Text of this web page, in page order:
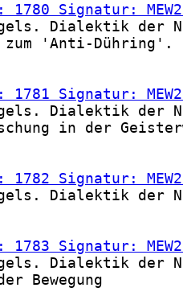
1780 Signatur:
Dialektik der
'Anti-Dühring'.
1781 Signatur:
Dialektik der
in der
1782 Signatur:
Dialektik der
1783 Signatur:
Dialektik der
Bewegung